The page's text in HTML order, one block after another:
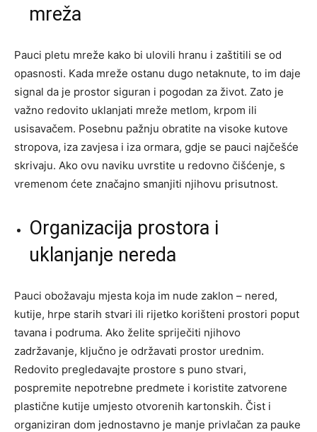
mreža
Pauci pletu mreže kako bi ulovili hranu i zaštitili se od
opasnosti. Kada mreže ostanu dugo netaknute, to im daje
signal da je prostor siguran i pogodan za život. Zato je
važno redovito uklanjati mreže metlom, krpom ili
usisavačem. Posebnu pažnju obratite na visoke kutove
stropova, iza zavjesa i iza ormara, gdje se pauci najčešće
skrivaju. Ako ovu naviku uvrstite u redovno čišćenje, s
vremenom ćete značajno smanjiti njihovu prisutnost.
Organizacija prostora i
uklanjanje nereda
Pauci obožavaju mjesta koja im nude zaklon – nered,
kutije, hrpe starih stvari ili rijetko korišteni prostori poput
tavana i podruma. Ako želite spriječiti njihovo
zadržavanje, ključno je održavati prostor urednim.
Redovito pregledavajte prostore s puno stvari,
pospremite nepotrebne predmete i koristite zatvorene
plastične kutije umjesto otvorenih kartonskih. Čist i
organiziran dom jednostavno je manje privlačan za pauke